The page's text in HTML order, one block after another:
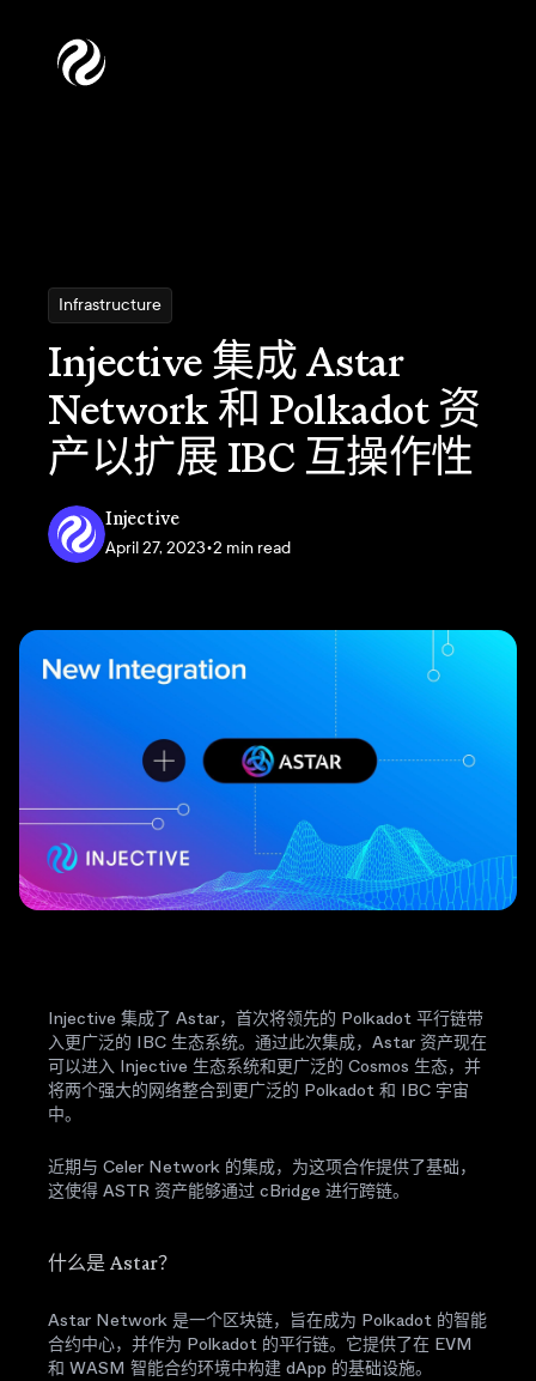
Infrastructure
Injective 集成 Astar
Network 和 Polkadot 资
产以扩展 IBC 互操作性
Injective
April 27, 2023•2 min read
Injective 集成了 Astar，首次将领先的 Polkadot 平行链带
入更广泛的 IBC 生态系统。通过此次集成，Astar 资产现在
可以进入 Injective 生态系统和更广泛的 Cosmos 生态，并
将两个强大的网络整合到更广泛的 Polkadot 和 IBC 宇宙
中。
近期与 Celer Network 的集成，为这项合作提供了基础，
这使得 ASTR 资产能够通过 cBridge 进行跨链。
什么是 Astar？
Astar Network 是一个区块链，旨在成为 Polkadot 的智能
合约中心，并作为 Polkadot 的平行链。它提供了在 EVM
和 WASM 智能合约环境中构建 dApp 的基础设施。